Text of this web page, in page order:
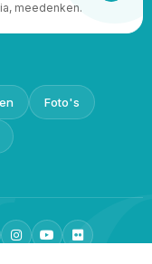
meedenken.
Foto's